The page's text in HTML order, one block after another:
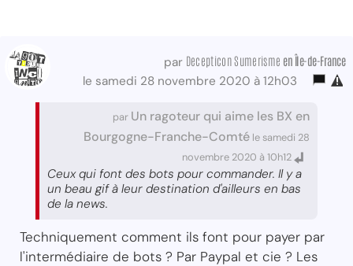
par Decepticon Sumerisme en Île-de-France
le samedi 28 novembre 2020 à 12h03
par Un ragoteur qui aime les BX en
Bourgogne-Franche-Comté le samedi 28
novembre 2020 à 10h12
Ceux qui font des bots pour commander. Il y a
un beau gif à leur destination d'ailleurs en bas
de la news.
Techniquement comment ils font pour payer par
l'intermédiaire de bots ? Par Paypal et cie ? Les